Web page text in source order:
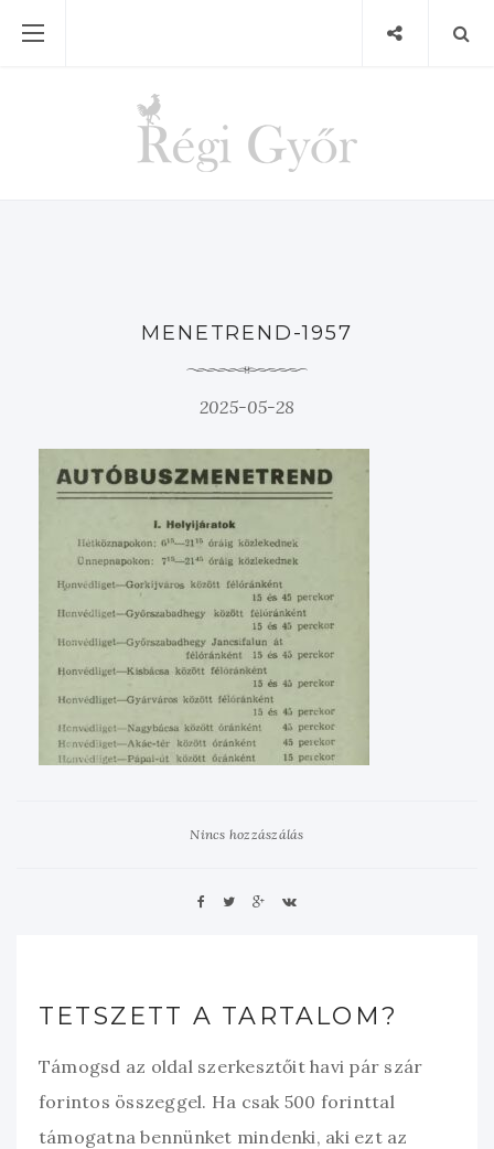
MENETREND-1957
2025-05-28
Nincs hozzászálás
TETSZETT A TARTALOM?
Támogsd az oldal szerkesztőit havi pár szár
forintos összeggel. Ha csak 500 forinttal
támogatna bennünket mindenki, aki ezt az